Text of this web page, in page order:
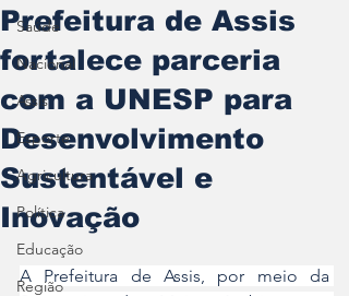
Saúde
Nacional
Assis
Esporte
Agricultura
Política
Educação
Região
Prefeitura de Assis
fortalece parceria
com a UNESP para
Desenvolvimento
Sustentável e
Inovação
A Prefeitura de Assis, por meio da